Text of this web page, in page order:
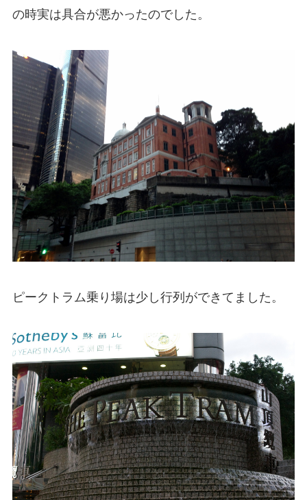
の時実は具合が悪かったのでした。
ピークトラム乗り場は少し行列ができてました。